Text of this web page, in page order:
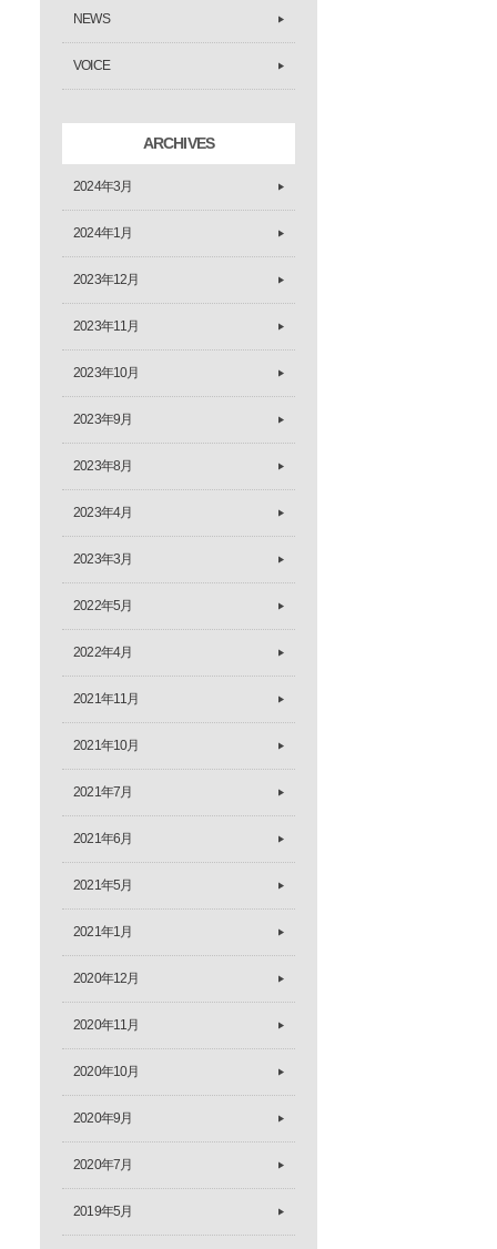
NEWS
VOICE
ARCHIVES
2024年3月
2024年1月
2023年12月
2023年11月
2023年10月
2023年9月
2023年8月
2023年4月
2023年3月
2022年5月
2022年4月
2021年11月
2021年10月
2021年7月
2021年6月
2021年5月
2021年1月
2020年12月
2020年11月
2020年10月
2020年9月
2020年7月
2019年5月